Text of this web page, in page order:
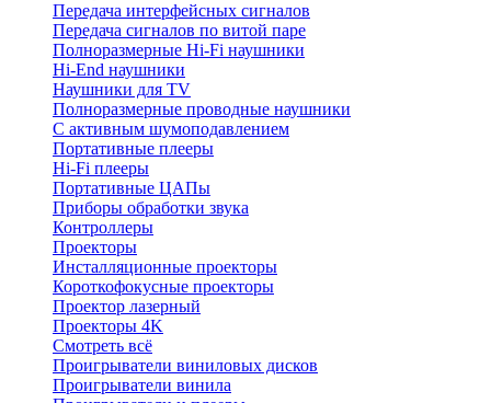
Передача интерфейсных сигналов
Передача сигналов по витой паре
Полноразмерные Hi-Fi наушники
Hi-End наушники
Наушники для TV
Полноразмерные проводные наушники
С активным шумоподавлением
Портативные плееры
Hi-Fi плееры
Портативные ЦАПы
Приборы обработки звука
Контроллеры
Проекторы
Инсталляционные проекторы
Короткофокусные проекторы
Проектор лазерный
Проекторы 4K
Смотреть всё
Проигрыватели виниловых дисков
Проигрыватели винила